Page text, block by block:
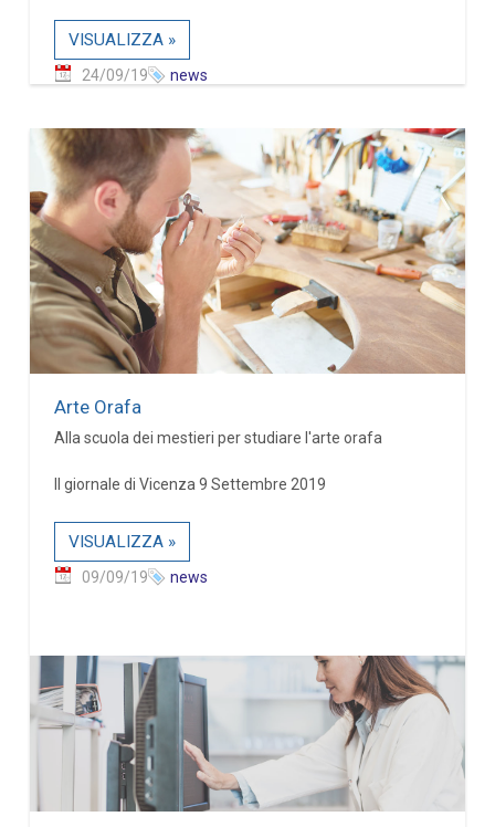
VISUALIZZA »
24/09/19 news
Arte Orafa
Alla scuola dei mestieri per studiare l'arte orafa
Il giornale di Vicenza 9 Settembre 2019
VISUALIZZA »
09/09/19 news